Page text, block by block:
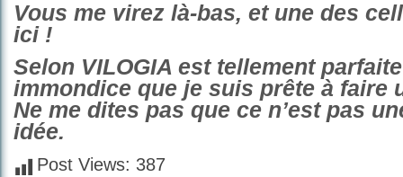
Vous me virez là-bas, et une des
ici !
Selon VILOGIA est tellement
immondice que je suis prête à faire
Ne me dites pas que ce n’est pas
idée.
Post Views: 387